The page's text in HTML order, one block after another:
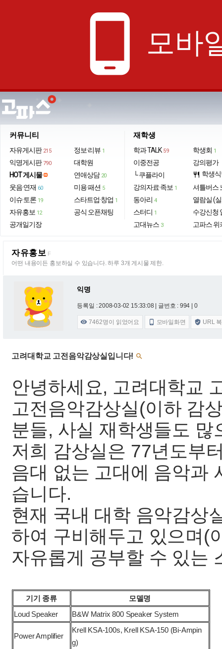
phone_android 모바
커뮤니티
자유게시판 215
익명게시판 790
HOT 게시물
웃음·연재 60
이슈·토론 19
자유홍보 12
공개일기장
정보·리뷰 1
대학원
연애상담 20
미용·패션 5
스타트업·창업 1
공식 오픈채팅
재학생
학과 TALK 59
이중전공
└ 쿠플라이
강의자료·족보 1
동아리 4
스터디 1
고대뉴스 3
학생회 1
강의평가
restaurant 학생
셔틀버스
열람실 (
수강신청
고파스 위
자유홍보 F
어떤 내용이든 홍보하실 수 있습니다. 하루 3개 게시물 제한.
익명
등록일 : 2008-03-02 15:33:08 | 글번호 : 994 | 0
 7462명이 읽었어요  모바일화면  URL
고려대학교 고전음악감상실입니다! 
안녕하세요, 고려대학교
고전음악감상실(이하 감
분들, 사실 재학생들도
저희 감상실은 77년도부
음대 없는 고대에 음악과
습니다.
현재 국내 대학 음악감상
하여 구비해두고 있으며(
자유롭게 공부할 수 있는
기기 종류
모델명
Loud Speaker
B&W Matrix 800 Speaker System
Power Amplifier
Krell KSA-100s, Krell KSA-150 (Bi-Ampin
g)